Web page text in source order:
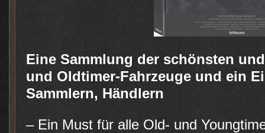
Eine Sammlung der schönsten
und Oldtimer-Fahrzeuge und ein
Sammlern, Händlern
– Ein Must für alle Old- und